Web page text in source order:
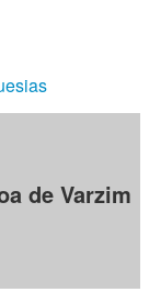
de Varzim